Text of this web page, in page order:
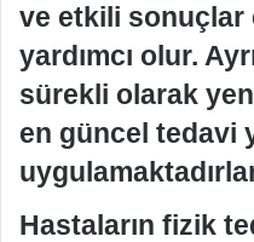
ve etkili sonuçlar
yardımcı olur.
sürekli olarak
en güncel tedavi
Hastaların fizik